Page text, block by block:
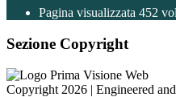
Pagina visualizzata 452
Sezione Copyright
Copyright 2026 | Engineered